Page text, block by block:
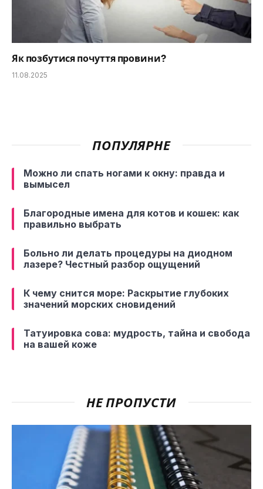
Як позбутися почуття провини?
11.08.2025
ПОПУЛЯРНЕ
Можно ли спать ногами к окну: правда и
вымысел
Благородные имена для котов и кошек: как
правильно выбрать
Больно ли делать процедуры на диодном
лазере? Честный разбор ощущений
К чему снится море: Раскрытие глубоких
значений морских сновидений
Татуировка сова: мудрость, тайна и свобода
на вашей коже
НЕ ПРОПУСТИ